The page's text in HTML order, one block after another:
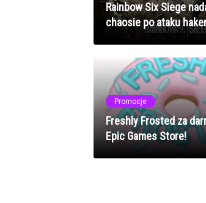
Rainbow Six Siege
chaosie po ataku
awaryjnym wyłączeniu
Promocje
Freshly Frosted za
Epic Games Store!